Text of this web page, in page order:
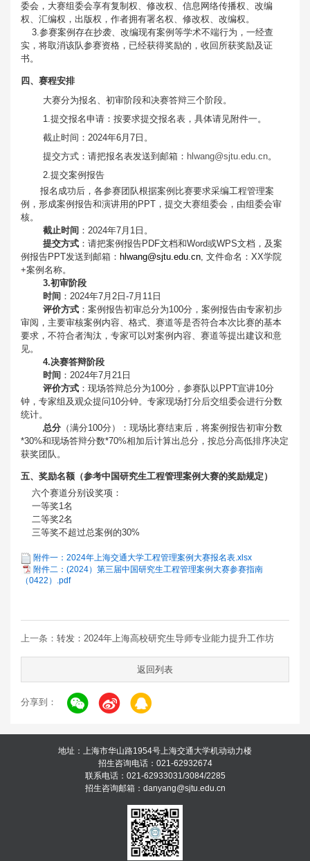
委会，大赛组委会享有复制权、修改权、信息网络传播权、改编
权、汇编权，出版权，作者拥有署名权、修改权、改编权。
3.参赛案例存在抄袭、改编现有案例等学术不端行为，一经查
实，将取消该队参赛资格，已经获得奖励的，收回所获奖励及证
书。
四、赛程安排
大赛分为报名、初审阶段和决赛答辩三个阶段。
1.提交报名申请：按要求提交报名表，具体请见附件一。
截止时间：2024年6月7日。
提交方式：请把报名表发送到邮箱： hlwang@sjtu.edu.cn。
2.提交案例报告
报名成功后，各参赛团队根据案例比赛要求采编工程管理案
例，形成案例报告和演讲用的PPT，提交大赛组委会，由组委会审
核。
截止时间 ：2024年7月1日。
提交方式 ：请把案例报告PDF文档和Word或WPS文档，及案
例报告PPT发送到邮箱： hlwang@sjtu.edu.cn, 文件命名：XX学院
+案例名称。
3.初审阶段
时间 ：2024年7月2日-7月11日
评价方式 ：案例报告初审总分为100分，案例报告由专家初步
审阅，主要审核案例内容、格式、赛道等是否符合本次比赛的基本
要求，不符合者淘汰，专家可以对案例内容、赛道等提出建议和意
见。
4.决赛答辩阶段
时间 ：2024年7月21日
评价方式 ：现场答辩总分为100分，参赛队以PPT宣讲10分
钟，专家组及观众提问10分钟。专家现场打分后交组委会进行分数
统计。
总分 （满分100分）：现场比赛结束后，将案例报告初审分数
*30%和现场答辩分数*70%相加后计算出总分，按总分高低排序决定
获奖团队。
五、奖励名额（参考中国研究生工程管理案例大赛的奖励规定）
六个赛道分别设奖项：
一等奖1名
二等奖2名
三等奖不超过总案例的30%
附件一：2024年上海交通大学工程管理案例大赛报名表.xlsx
附件二：(2024）第三届中国研究生工程管理案例大赛参赛指南
（0422）.pdf
上一条： 转发：2024年上海高校研究生导师专业能力提升工作坊
返回列表
分享到：
地址：上海市华山路1954号上海交通大学机动动力楼
招生咨询电话：021-62932674
联系电话：021-62933031/3084/2285
招生咨询邮箱：danyang@sjtu.edu.cn